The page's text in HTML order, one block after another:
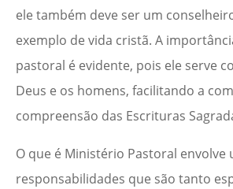
ele também deve ser um
exemplo de vida cristã. A
pastoral é evidente, pois ele serve
Deus e os homens, facilitando a
compreensão das Escrituras
O que é Ministério Pastoral envolve
responsabilidades que são tanto